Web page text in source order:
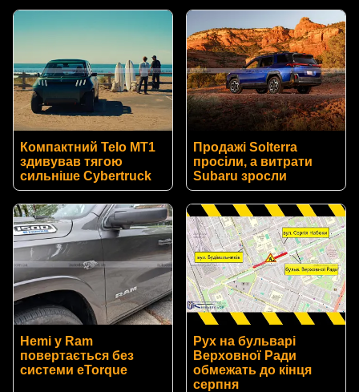
Компактний Telo MT1
здивував тягою
сильніше Cybertruck
Продажі Solterra
просіли, а витрати
Subaru зросли
Hemi у Ram
повертається без
системи eTorque
Рух на бульварі
Верховної Ради
обмежать до кінця
серпня